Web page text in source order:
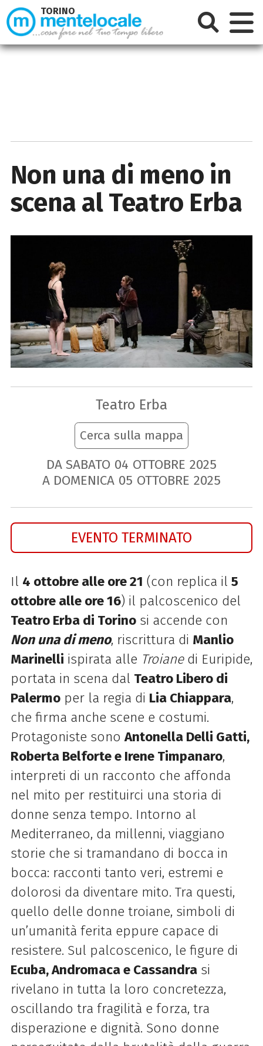
Non una di meno in
scena al Teatro Erba
Teatro Erba
Cerca sulla mappa
DA SABATO 04 OTTOBRE 2025
A DOMENICA 05 OTTOBRE 2025
EVENTO TERMINATO
Il 4 ottobre alle ore 21 (con replica il 5
ottobre alle ore 16) il palcoscenico del
Teatro Erba di Torinosi accende con
Non una di meno, riscrittura di Manlio
Marinelli ispirata alle Troianedi Euripide,
portata in scena dal Teatro Libero di
Palermoper la regia di Lia Chiappara,
che firma anche scene e costumi.
Protagoniste sonoAntonella Delli Gatti,
Roberta Belforte e Irene Timpanaro,
interpreti di un racconto che affonda
nel mito per restituirci una storia di
donne senza tempo. Intorno al
Mediterraneo, da millenni, viaggiano
storie che si tramandano di bocca in
bocca: racconti tanto veri, estremi e
dolorosi da diventare mito. Tra questi,
quello delle donne troiane, simboli di
un’umanità ferita eppure capace di
resistere. Sul palcoscenico, le figure di
Ecuba, Andromaca e Cassandrasi
rivelano in tutta la loro concretezza,
oscillando tra fragilità e forza, tra
disperazione e dignità. Sono donne
TORINO